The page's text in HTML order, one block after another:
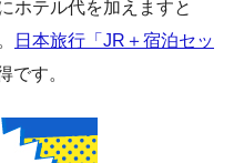
ホテル代を加えますと
日本旅行「JR＋宿泊セッ
です。